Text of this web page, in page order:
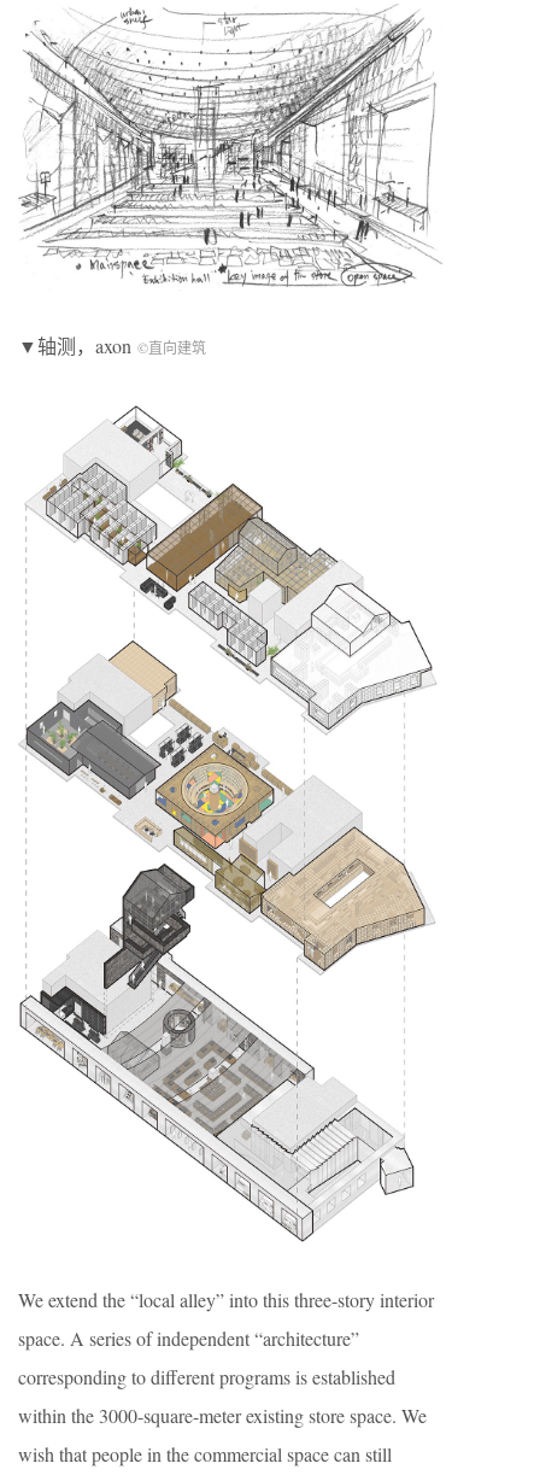
▼轴测，axon ©直向建筑
We extend the “local alley” into this three-story interior
space. A series of independent “architecture”
corresponding to different programs is established
within the 3000-square-meter existing store space. We
wish that people in the commercial space can still